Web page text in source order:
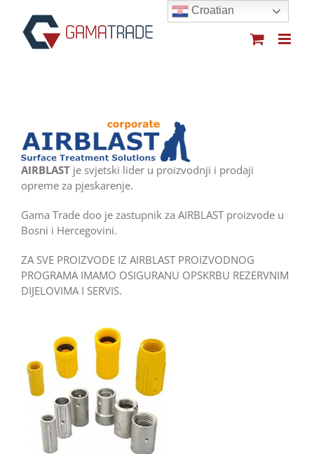
content
AIRBLAST je svjetski lider u proizvodnji i prodaji
opreme za pjeskarenje.
Gama Trade doo je zastupnik za AIRBLAST proizvode u
Bosni i Hercegovini.
ZA SVE PROIZVODE IZ AIRBLAST PROIZVODNOG
PROGRAMA IMAMO OSIGURANU OPSKRBU REZERVNIM
DIJELOVIMA I SERVIS.
Croatian